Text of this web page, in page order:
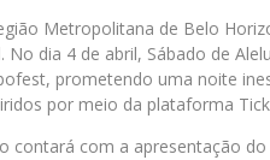
Metropolitana de Belo
dia 4 de abril, Sábado de
prometendo uma noite
por meio da plataforma
contará com a apresentação do